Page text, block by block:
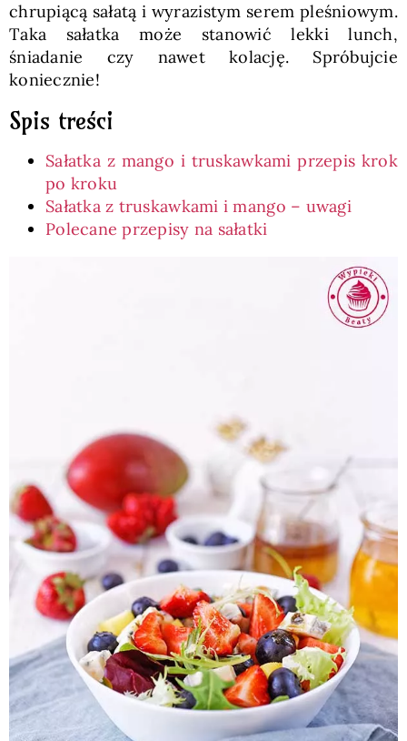
chrupiącą sałatą i wyrazistym serem pleśniowym.
Taka sałatka może stanowić lekki lunch,
śniadanie czy nawet kolację. Spróbujcie
koniecznie!
Spis treści
Sałatka z mango i truskawkami przepis krok
po kroku
Sałatka z truskawkami i mango – uwagi
Polecane przepisy na sałatki